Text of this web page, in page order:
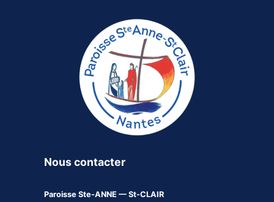
Nous contacter
Paroisse Ste-ANNE — St-CLAIR